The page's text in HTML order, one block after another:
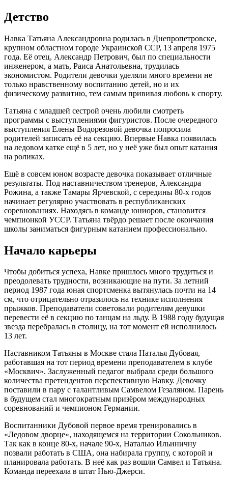
Детство
Навка Татьяна Александровна родилась в Днепропетровске,
крупном областном городе Украинской ССР, 13 апреля 1975
года. Её отец, Александр Петрович, был по специальности
инженером, а мать, Раиса Анатольевна, трудилась
экономистом. Родители девочки уделяли много времени не
только нравственному воспитанию детей, но и их
физическому развитию, тем самым прививая любовь к спорту.
Татьяна с младшей сестрой очень любили смотреть
программы с выступлениями фигуристов. После очередного
выступления Елены Водорезовой девочка попросила
родителей записать её на секцию. Впервые Навка появилась
на ледовом катке ещё в 5 лет, но у неё уже был опыт катания
на роликах.
Ещё в совсем юном возрасте девочка показывает отличные
результаты. Под наставничеством тренеров, Александра
Рожина, а также Тамары Ярчевской, с середины 80-х годов
начинает регулярно участвовать в республиканских
соревнованиях. Находясь в команде юниоров, становится
чемпионкой УССР. Татьяна твёрдо решает после окончания
школы заниматься фигурным катанием профессионально.
Начало карьеры
Чтобы добиться успеха, Навке пришлось много трудиться и
преодолевать трудности, возникающие на пути. За летний
период 1987 года юная спортсменка вытянулась почти на 14
см, что отрицательно отразилось на технике исполнения
прыжков. Преподаватели советовали родителям девушки
перевести её в секцию по танцам на льду. В 1988 году будущая
звезда перебралась в столицу, на тот момент ей исполнилось
13 лет.
Наставником Татьяны в Москве стала Наталья Дубовая,
работавшая на тот период времени преподавателем в клубе
«Москвич». Заслуженный педагог выбрала среди большого
количества претендентов перспективную Навку. Девочку
поставили в пару с талантливым Самвелом Гезаляном. Парень
в будущем стал многократным призёром международных
соревнований и чемпионом Германии.
Воспитанники Дубовой первое время тренировались в
«Ледовом дворце», находящемся на территории Сокольников.
Так как в конце 80-х, начале 90-х, Наталью Ильиничну
позвали работать в США, она набирала группу, с которой и
планировала работать. В неё как раз вошли Самвел и Татьяна.
Команда переехала в штат Нью-Джерси.